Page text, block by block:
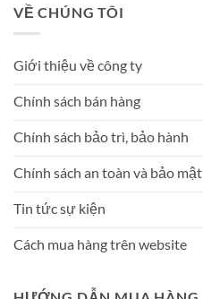
VỀ CHÚNG TÔI
Giới thiệu về công ty
Chính sách bán hàng
Chính sách bảo trì, bảo hành
Chính sách an toàn và bảo mật
Tin tức sự kiện
Cách mua hàng trên website